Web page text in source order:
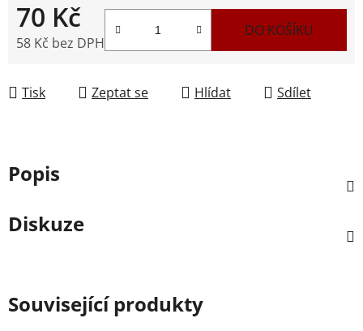
70 Kč
58 Kč bez DPH
DO KOŠÍKU
Tisk Zeptat se Hlídat Sdílet
Popis
Diskuze
Související produkty